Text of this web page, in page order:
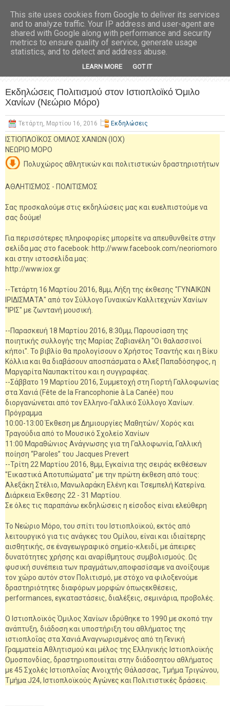
Εκδηλώσεις Πολιτισμού στον Ιστιοπλοϊκό Όμιλο
Χανίων (Νεώριο Μόρο)
Τετάρτη, Μαρτίου 16, 2016 Εκδηλώσεις
ΙΣΤΙΟΠΛΟΪΚΟΣ ΟΜΙΛΟΣ ΧΑΝΙΩΝ (ΙΟΧ)
ΝΕΩΡΙΟ ΜΟΡΟ
Πολυχώρος αθλητικών και πολιτιστικών δραστηριοτήτων
ΑΘΛΗΤΙΣΜΟΣ - ΠΟΛΙΤΙΣΜΟΣ
Σας προσκαλούμε στις εκδηλώσεις μας και ευελπιστούμε να
σας δούμε!
Για περισσότερες πληροφορίες μπορείτε να απευθυνθείτε στην
σελίδα μας στο facebook: http://www.facebook.com/neoriomoro
και στην ιστοσελίδα μας:
http://www.iox.gr
--Τετάρτη 16 Μαρτίου 2016, 8μμ, Λήξη της έκθεσης "ΓΥΝΑΙΚΩΝ
ΙΡΙΔΙΣΜΑΤΑ" από τον Σύλλογο Γυναικών Καλλιτεχνών Χανίων
"ΙΡΙΣ" με ζωντανή μουσική.
--Παρασκευή 18 Μαρτίου 2016, 8:30μμ, Παρουσίαση της
ποιητικής συλλογής της Μαρίας Ζαβιανέλη "Οι θαλασσινοί
κήποι". Το βιβλίο θα προλογίσουν ο Χρήστος Τσαντής και η Βίκυ
Κόλλια και θα διαβάσουν αποσπάσματα ο Άλεξ Παπαδόσηφος, η
Μαργαρίτα Ναυπακτίτου και η συγγραφέας.
--Σάββατο 19 Μαρτίου 2016, Συμμετοχή στη Γιορτή Γαλλοφωνίας
στα Χανιά (Fête de la Francophonie à La Canée) που
διοργανώνεται από τον Ελληνο-Γαλλικό Σύλλογο Χανίων.
Πρόγραμμα
10:00-13:00 Έκθεση με Δημιουργίες Μαθητών/ Χορός και
Τραγούδια από το Μουσικό Σχολείο Χανίων
11:00 Μαραθώνιος Ανάγνωσης για τη Γαλλοφωνία, Γαλλική
ποίηση “Paroles” του Jacques Prevert
--Τρίτη 22 Μαρτίου 2016, 8μμ, Εγκαίνια της σειράς εκθέσεων
"Εικαστικά Αποτυπώματα" με την πρώτη έκθεση από τους:
Αλεξάκη Στέλιο, Μανωλαράκη Ελένη και Τσεμπελή Κατερίνα.
Διάρκεια Έκθεσης 22 - 31 Μαρτίου.
Σε όλες τις παραπάνω εκδηλώσεις η είσοδος είναι ελεύθερη
Το Νεώριο Μόρο, του σπίτι του Ιστιοπλοϊκού, εκτός από
λειτουργικό για τις ανάγκες του Ομίλου, είναι και ιδιαίτερης
αισθητικής, σε έναγεωγραφικό σημείο-κλειδί, με άπειρες
δυνατότητες χρήσης και αναρίθμητους συμβολισμούς. Ως
φυσική συνέπεια των πραγμάτων,αποφασίσαμε να ανοίξουμε
τον χώρο αυτόν στον Πολιτισμό, με στόχο να φιλοξενούμε
δραστηριότητες διαφόρων μορφών όπωςεκθέσεις,
performances, εγκαταστάσεις, διαλέξεις, σεμινάρια, προβολές.
Ο Ιστιοπλοϊκός Όμιλος Χανίων ιδρύθηκε το 1990 με σκοπό την
ανάπτυξη, διάδοση και υποστήριξη του αθλήματος της
ιστιοπλοΐας στα Χανιά.Αναγνωρισμένος από τη Γενική
Γραμματεία Αθλητισμού και μέλος της Ελληνικής Ιστιοπλοϊκής
Ομοσπονδίας, δραστηριοποιείται στην διάδοσητου αθλήματος
με 45 Σχολές Ιστιοπλοΐας Ανοιχτής Θάλασσας, Τμήμα Τριγώνου,
Τμήμα J24, Ιστιοπλοϊκούς Αγώνες και Πολιτιστικές δράσεις.
This site uses cookies from Google to deliver its services
and to analyze traffic. Your IP address and user-agent are
shared with Google along with performance and security
metrics to ensure quality of service, generate usage
statistics, and to detect and address abuse.
LEARN MORE GOT IT